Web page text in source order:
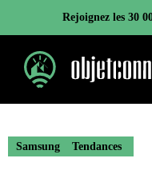
contenu
Rejoignez les 30
Samsung Tendances